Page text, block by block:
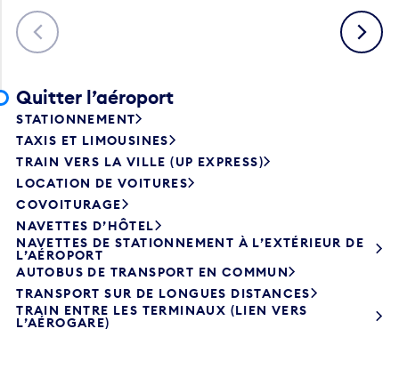
Précédent Suivant
Quitter l’aéroport
STATIONNEMENT
TAXIS ET LIMOUSINES
TRAIN VERS LA VILLE (UP EXPRESS)
LOCATION DE VOITURES
COVOITURAGE
NAVETTES D’HÔTEL
NAVETTES DE STATIONNEMENT À L’EXTÉRIEUR DE
L’AÉROPORT
AUTOBUS DE TRANSPORT EN COMMUN
TRANSPORT SUR DE LONGUES DISTANCES
TRAIN ENTRE LES TERMINAUX (LIEN VERS
L’AÉROGARE)